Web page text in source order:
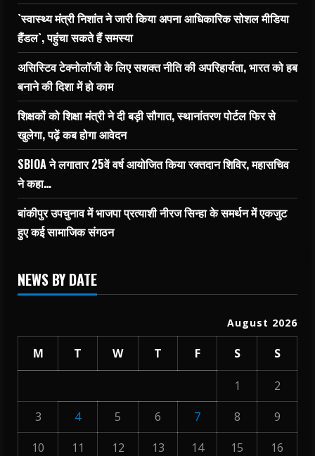
`स्वास्थ्य मंत्री निशांत ने जारी किया अपना आधिकारिक सोशल मीडिया
हैंडल`, पहुंचा सकते हैं समस्या
असिस्टिव टेक्नोलॉजी के लिए सशक्त नीति की अपरिहार्यता, भारत को हब
बनाने की दिशा में हो काम
शिक्षकों को शिक्षा मंत्री ने दी बड़ी सौगात, स्थानांतरण पोर्टल फिर से
खुलेगा, पढ़ें कब होगा आवेदन
SBIOA ने लगातार 25वें वर्ष आयोजित किया रक्तदान शिविर, महासचिव
ने कहा…
बांकीपुर उपचुनाव में भाजपा प्रत्याशी नीरज सिन्हा के समर्थन में एकजुट
हुए कई सामाजिक संगठन
NEWS BY DATE
August 2026
M T W T F S S
1
2
3
4 5 6 7 8
9
10
11 12 13 14 15
16